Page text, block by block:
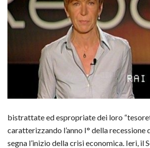
bistrattate ed espropriate dei loro
caratterizzando l’anno I° della recessione
segna l’inizio della crisi economica. Ieri, il